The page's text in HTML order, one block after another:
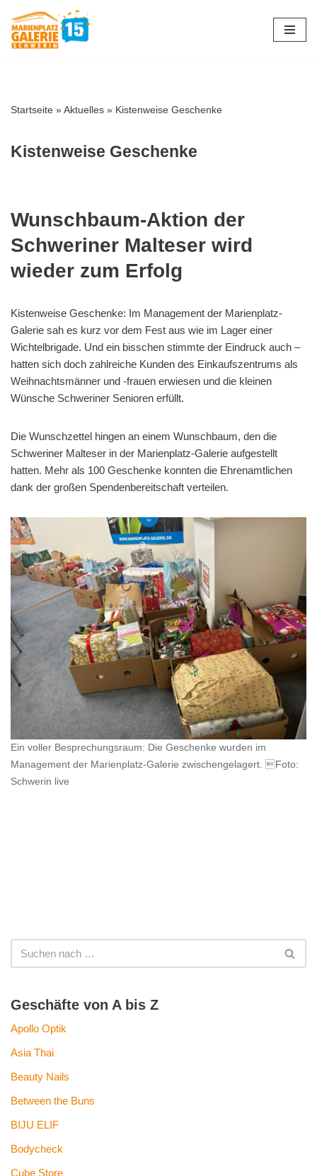
Zum
Startseite »Aktuelles » Kistenweise Geschenke
Kistenweise Geschenke
Wunschbaum-Aktion der
Schweriner Malteser wird
wieder zum Erfolg
Kistenweise Geschenke: Im Management der Marienplatz-
Galerie sah es kurz vor dem Fest aus wie im Lager einer
Wichtelbrigade. Und ein bisschen stimmte der Eindruck auch –
hatten sich doch zahlreiche Kunden des Einkaufszentrums als
Weihnachtsmänner und -frauen erwiesen und die kleinen
Wünsche Schweriner Senioren erfüllt.
Die Wunschzettel hingen an einem Wunschbaum, den die
Schweriner Malteser in der Marienplatz-Galerie aufgestellt
hatten. Mehr als 100 Geschenke konnten die Ehrenamtlichen
dank der großen Spendenbereitschaft verteilen.
Ein voller Besprechungsraum: Die Geschenke wurden im
Management der Marienplatz-Galerie zwischengelagert. Foto:
Schwerin live
Geschäfte von A bis Z
Apollo Optik
Asia Thai
Beauty Nails
Between the Buns
BIJU ELIF
Bodycheck
Cube Store